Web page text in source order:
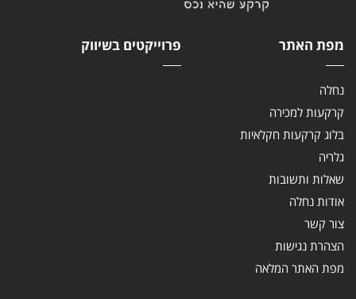
מפת האתר
נחלה
קרקעות למכירה
בלוג קרקעות חקלאיות
גלריה
שאלות ותשובות
אודות נחלה
צור קשר
הצהרת נגישות
מפת האתר המלאה
פרוייקטים בשיווק